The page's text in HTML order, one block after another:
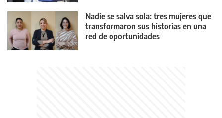
Nadie se salva sola: tres mujeres que
transformaron sus historias en una
red de oportunidades